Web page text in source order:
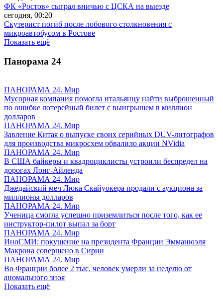
ФК «Ростов» сыграл вничью с ЦСКА на выезде
сегодня, 00:20
Скутерист погиб после лобового столкновения с
микроавтобусом в Ростове
Показать ещё
Панорама 24
ПАНОРАМА 24. Мир
Мусорная компания помогла итальянцу найти выброшенный
по ошибке лотерейный билет с выигрышем в миллион
долларов
ПАНОРАМА 24. Мир
Завление Китая о выпуске своих серийных DUV-литографов
для производства микросхем обвалило акции NVidia
ПАНОРАМА 24. Мир
В США байкеры и квадроциклисты устроили беспредел на
дорогах Лонг-Айленда
ПАНОРАМА 24. Мир
Джедайский меч Люка Скайуокера продали с аукциона за
миллионы долларов
ПАНОРАМА 24. Мир
Ученица смогла успешно приземлиться после того, как ее
инструктор-пилот выпал за борт
ПАНОРАМА 24. Мир
ИноСМИ: покушение на президента Франции Эмманюэля
Макрона совершено в Сирии
ПАНОРАМА 24. Мир
Во Франции более 2 тыс. человек умерли за неделю от
аномального зноя
Показать ещё